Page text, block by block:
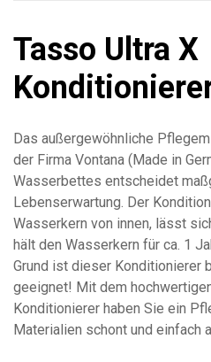
Tasso Ultra X
Das außergewöhnliche
der Firma Vontana (Made in
Wasserbettes entscheidet
Lebenserwartung. Der
Wasserkern von innen, lässt
hält den Wasserkern für ca. 1
Grund ist dieser Konditionierer
geeignet! Mit dem
Konditionierer haben Sie ein
Materialien schont und einfach